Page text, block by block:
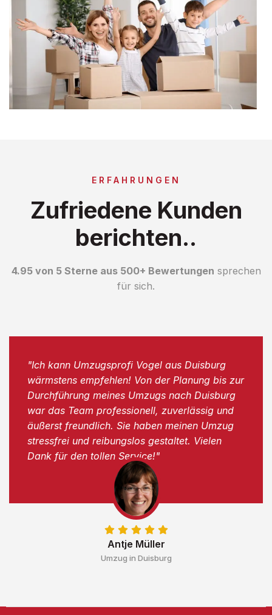
ERFAHRUNGEN
Zufriedene Kunden
berichten..
4.95 von 5 Sterne aus 500+ Bewertungen sprechen
für sich.
Antje Müller
Umzug in Duisburg
"Ich kann Umzugsprofi Vogel aus Duisburg
wärmstens empfehlen! Von der Planung bis zur
Durchführung meines Umzugs nach Duisburg
war das Team professionell, zuverlässig und
äußerst freundlich. Sie haben meinen Umzug
stressfrei und reibungslos gestaltet. Vielen
Dank für den tollen Service!"